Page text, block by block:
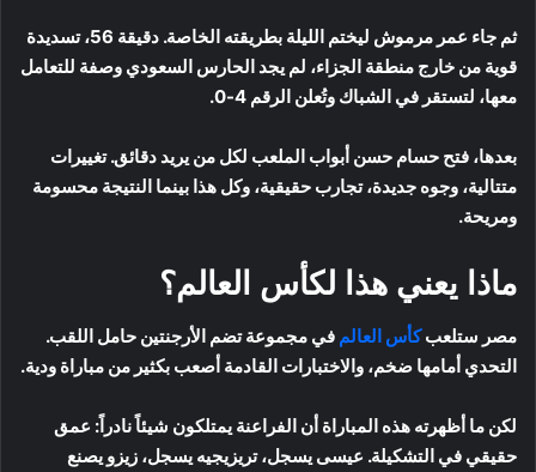
ثم جاء عمر مرموش ليختم الليلة بطريقته الخاصة. دقيقة 56، تسديدة
قوية من خارج منطقة الجزاء، لم يجد الحارس السعودي وصفة للتعامل
معها، لتستقر في الشباك وتُعلن الرقم 4-0.
بعدها، فتح حسام حسن أبواب الملعب لكل من يريد دقائق. تغييرات
متتالية، وجوه جديدة، تجارب حقيقية، وكل هذا بينما النتيجة محسومة
ومريحة.
ماذا يعني هذا لكأس العالم؟
مصر ستلعبكأس العالم في مجموعة تضم الأرجنتين حامل اللقب.
التحدي أمامها ضخم، والاختبارات القادمة أصعب بكثير من مباراة ودية.
لكن ما أظهرته هذه المباراة أن الفراعنة يمتلكون شيئاً نادراً: عمق
حقيقي في التشكيلة. عيسى يسجل، تريزيجيه يسجل، زيزو يصنع